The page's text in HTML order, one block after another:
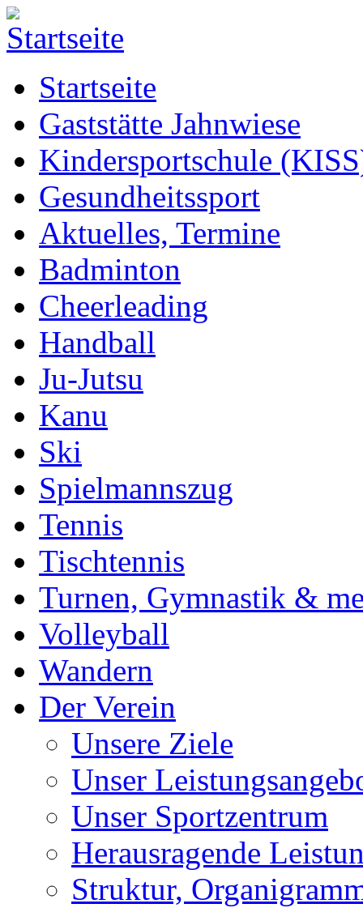
Startseite
Gaststätte Jahnwiese
Kindersportschule
Gesundheitssport
Aktuelles, Termine
Badminton
Cheerleading
Handball
Ju-Jutsu
Kanu
Ski
Spielmannszug
Tennis
Tischtennis
Turnen, Gymnastik &
Volleyball
Wandern
Der Verein
Unsere Ziele
Unser
Unser Sportzentrum
Herausragende
Struktur,